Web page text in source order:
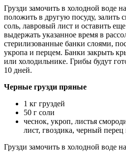
Грузди замочить в холодной воде
положить в другую посуду, залить
соль, лавровый лист и оставить
выдержать указанное время в
стерилизованные банки слоями,
укропа и перцем. Банки закрыть
или холодильнике. Грибы будут
10 дней.
Черные грузди пряные
1 кг груздей
50 г соли
чеснок, укроп, листья
лист, гвоздика, черный перец
Грузди замочить в холодной воде